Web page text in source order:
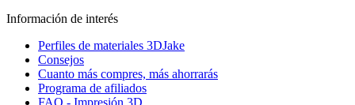
Información de interés
Perfiles de materiales 3DJake
Consejos
Cuanto más compres, más ahorrarás
Programa de afiliados